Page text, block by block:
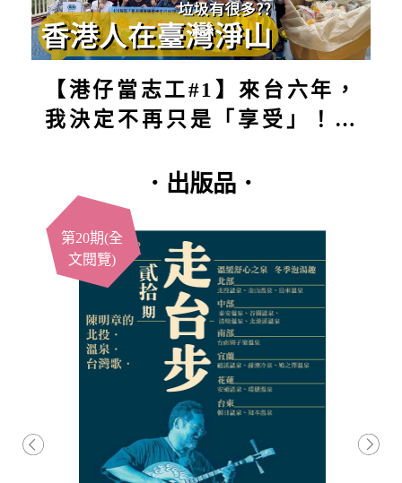
【港仔當志工#1】來台六年，
我決定不再只是「享受」！第
付出，結果得到的竟然更多？
．出版品．
第20期(全
文閱覽)